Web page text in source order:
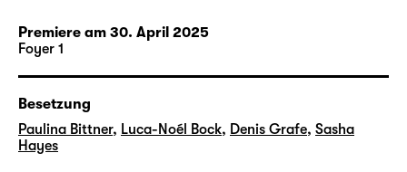
bestehend aus Musikerinnen und Musikern
des Gewandhausorchesters, live aufgeführt
wird.
In dieser einzigartigen Inszenierung kommt
die hypnotisierende und zugleich verstörende
Trickserei des Zauberers „Cipolla“ auf die
Premiere am 30. April 2025
Foyer 1
Besetzung
Paulina Bittner, Luca-Noél Bock, Denis Grafe, Sasha
Hayes